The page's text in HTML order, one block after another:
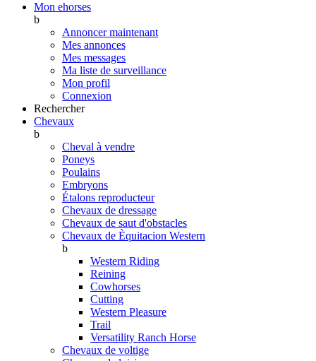
Mon ehorses
b
Annoncer maintenant
Mes annonces
Mes messages
Ma liste de surveillance
Mon profil
Connexion
Rechercher
Chevaux
b
Cheval à vendre
Poneys
Poulains
Embryons
Étalons reproducteur
Chevaux de dressage
Chevaux de saut d'obstacles
Chevaux de Èquitacion Western
b
Western Riding
Reining
Cowhorses
Cutting
Western Pleasure
Trail
Versatility Ranch Horse
Chevaux de voltige